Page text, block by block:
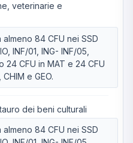
veterinarie e
almeno 84 CFU nei SSD
INF/01, ING- INF/05,
24 CFU in MAT e 24 CFU
e GEO.
dei beni culturali
almeno 84 CFU nei SSD